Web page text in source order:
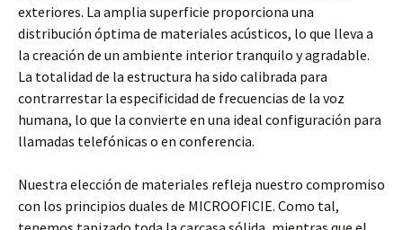
exteriores. La amplia superficie proporciona una
distribución óptima de materiales acústicos, lo que lleva a
la creación de un ambiente interior tranquilo y agradable.
La totalidad de la estructura ha sido calibrada para
contrarrestar la especificidad de frecuencias de la voz
humana, lo que la convierte en una ideal configuración para
llamadas telefónicas o en conferencia.
Nuestra elección de materiales refleja nuestro compromiso
con los principios duales de MICROOFICIE. Como tal,